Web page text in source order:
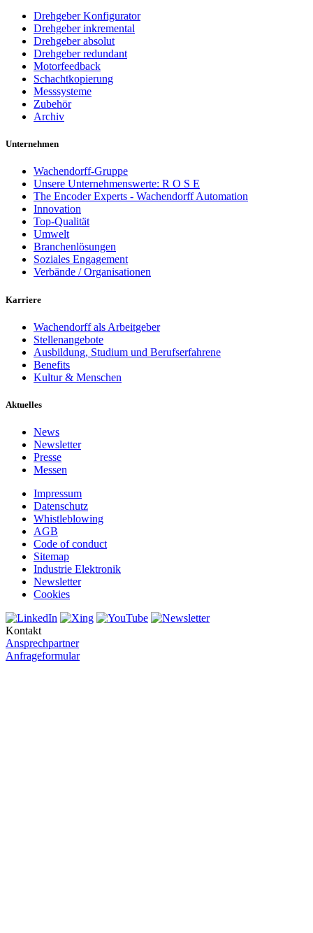
Drehgeber Konfigurator
Drehgeber inkremental
Drehgeber absolut
Drehgeber redundant
Motorfeedback
Schachtkopierung
Messsysteme
Zubehör
Archiv
Unternehmen
Wachendorff-Gruppe
Unsere Unternehmenswerte: R O S E
The Encoder Experts - Wachendorff Automation
Innovation
Top-Qualität
Umwelt
Branchenlösungen
Soziales Engagement
Verbände / Organisationen
Karriere
Wachendorff als Arbeitgeber
Stellenangebote
Ausbildung, Studium und Berufserfahrene
Benefits
Kultur & Menschen
Aktuelles
News
Newsletter
Presse
Messen
Impressum
Datenschutz
Whistleblowing
AGB
Code of conduct
Sitemap
Industrie Elektronik
Newsletter
Cookies
Kontakt
Ansprechpartner
Anfrageformular